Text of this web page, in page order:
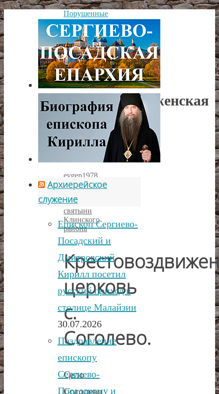
Порушенные
святыни
Клинского
района
Крестовоздвиженская
церковь
с.
Соголево.
Крестовоздвиженская
церковь
с.
Соголево.
evgen1978
•09.10.2017
17:00
святыни
Клинского
района
церковь
с.
Соголево.
Село
Соголево
Архиерейское
служение
Епископ Сергиево-
Посадский и
Дмитровский
Кирилл посетил
русский приход в
столице Малайзии
30.07.2026
Поздравление
епископу
Сергиево-
Посадскому и